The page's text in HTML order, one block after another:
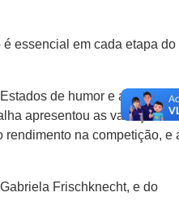
essencial em cada etapa do
de humor e ansiedade
apresentou as variações
na competição, e
Frischknecht, e do